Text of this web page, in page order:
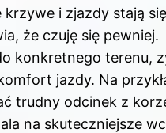
i zjazdy stają
że czuję się pewniej.
konkretnego terenu,
jazdy. Na
trudny odcinek z
na skuteczniejsze